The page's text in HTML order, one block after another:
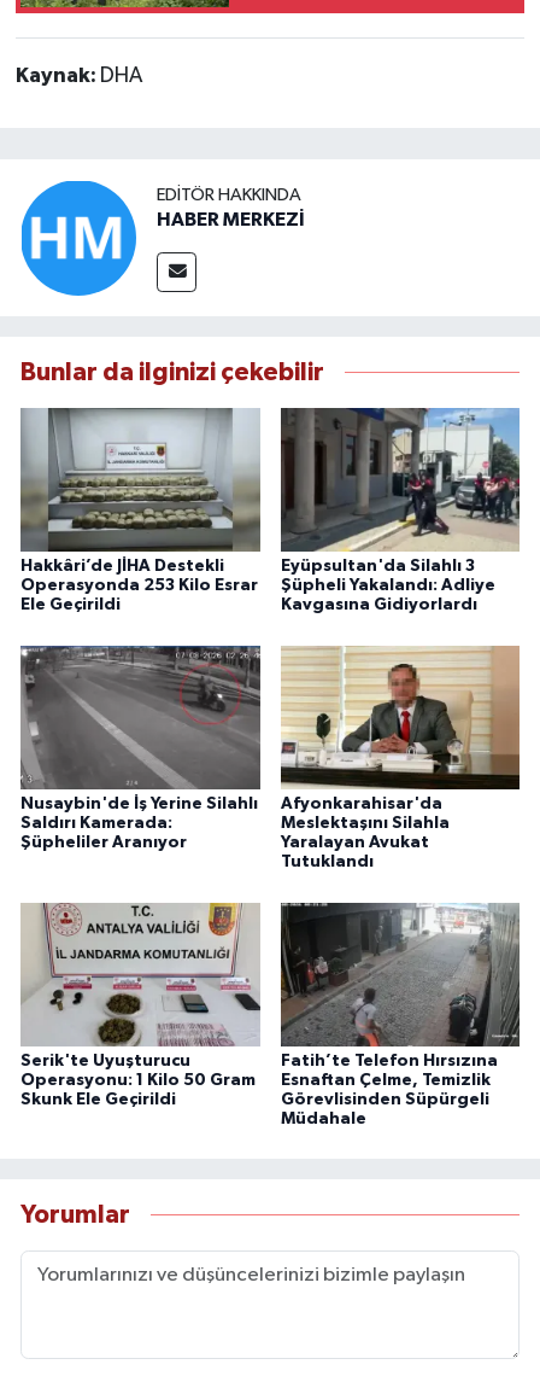
Kaynak: DHA
EDITÖR HAKKINDA
HABER MERKEZİ
Bunlar da ilginizi çekebilir
Hakkâri’de JİHA Destekli
Operasyonda 253 Kilo Esrar
Ele Geçirildi
Eyüpsultan'da Silahlı 3
Şüpheli Yakalandı: Adliye
Kavgasına Gidiyorlardı
Nusaybin'de İş Yerine Silahlı
Saldırı Kamerada:
Şüpheliler Aranıyor
Afyonkarahisar'da
Meslektaşını Silahla
Yaralayan Avukat
Tutuklandı
Serik'te Uyuşturucu
Operasyonu: 1 Kilo 50 Gram
Skunk Ele Geçirildi
Fatih’te Telefon Hırsızına
Esnaftan Çelme, Temizlik
Görevlisinden Süpürgeli
Müdahale
Yorumlar